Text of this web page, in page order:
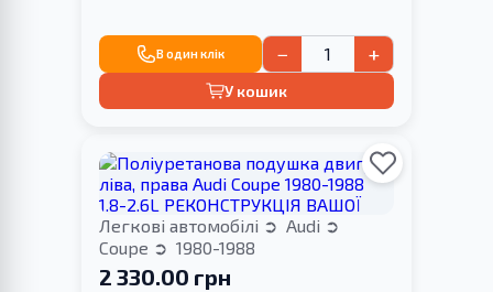
В один клік − +
У кошик
Легкові автомобілі
Audi
Coupe
1980-1988
2 330.00 грн